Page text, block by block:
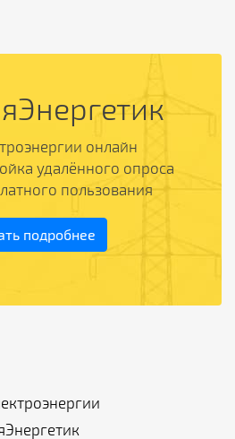
онлайн
удалённого опроса
пользования
подробнее